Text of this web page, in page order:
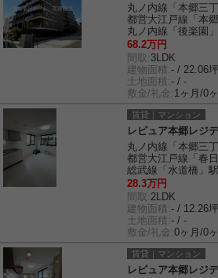
丸ノ内線「本郷三
都営大江戸線「本
丸ノ内線「後楽園
68.2万円
間取: 3LDK
建物面積:- / 22.06坪
土地面積:- / -
敷金/礼金: 1ヶ月/0
賃貸｜マンション
レピュア本郷レジ
丸ノ内線「本郷三
都営大江戸線「春
総武線「水道橋」
28.3万円
間取: 2LDK
建物面積:- / 12.26坪
土地面積:- / -
敷金/礼金:0ヶ月/0
賃貸｜マンション
レピュア本郷レジ